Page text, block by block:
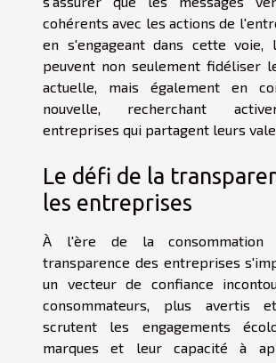
cohérents avec les actions de
en s'engageant dans cette voie,
peuvent non seulement fidéliser
actuelle, mais également en
nouvelle, recherchant
entreprises qui partagent leurs
Le défi de la
les entreprises
À l'ère de la consommation
transparence des entreprises
un vecteur de confiance
consommateurs, plus avertis
scrutent les engagements
marques et leur capacité à